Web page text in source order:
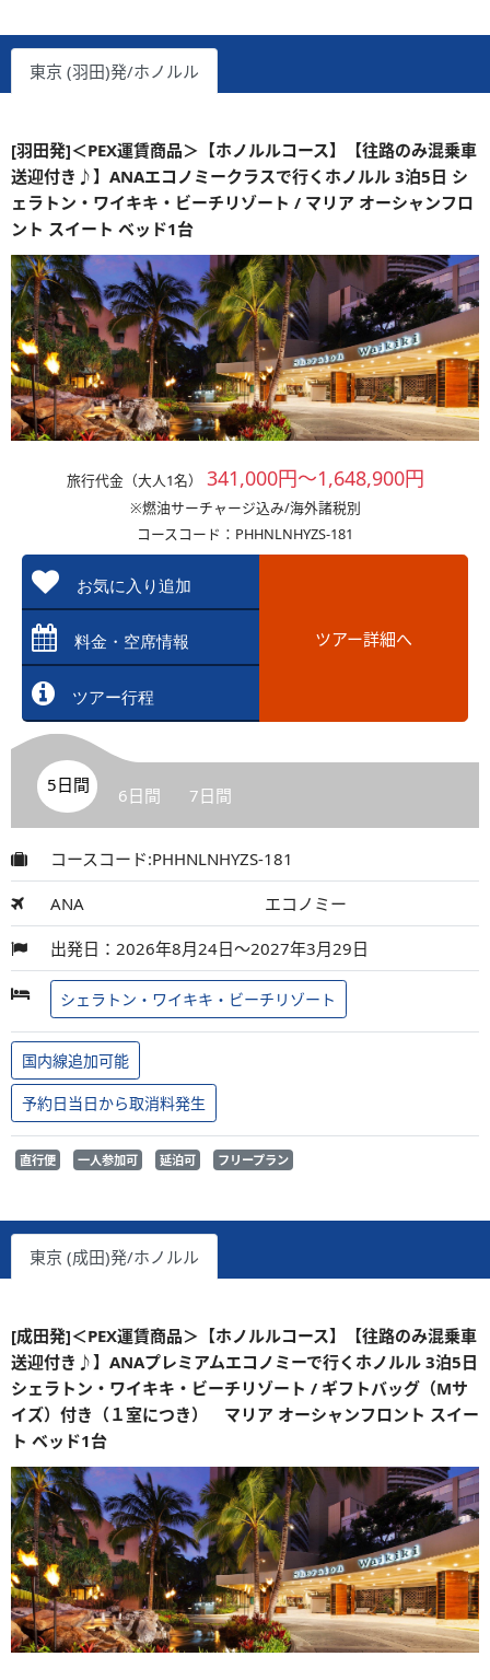
東京 (羽田)発/ホノルル
[羽田発]＜PEX運賃商品＞【ホノルルコース】【往路のみ混乗車
送迎付き♪】ANAエコノミークラスで行くホノルル 3泊5日 シ
ェラトン・ワイキキ・ビーチリゾート / マリア オーシャンフロ
ント スイート ベッド1台
旅行代金（大人1名） 341,000円～1,648,900円
※燃油サーチャージ込み/海外諸税別
コースコード：PHHNLNHYZS-181
お気に入り追加
料金・空席情報
ツアー行程
ツアー詳細へ
5日間 6日間 7日間
コースコード:PHHNLNHYZS-181
ANA エコノミー
出発日：2026年8月24日～2027年3月29日
シェラトン・ワイキキ・ビーチリゾート
国内線追加可能
予約日当日から取消料発生
直行便 一人参加可 延泊可 フリープラン
東京 (成田)発/ホノルル
[成田発]＜PEX運賃商品＞【ホノルルコース】【往路のみ混乗車
送迎付き♪】ANAプレミアムエコノミーで行くホノルル 3泊5日
シェラトン・ワイキキ・ビーチリゾート / ギフトバッグ（Mサ
イズ）付き（１室につき） マリア オーシャンフロント スイー
ト ベッド1台